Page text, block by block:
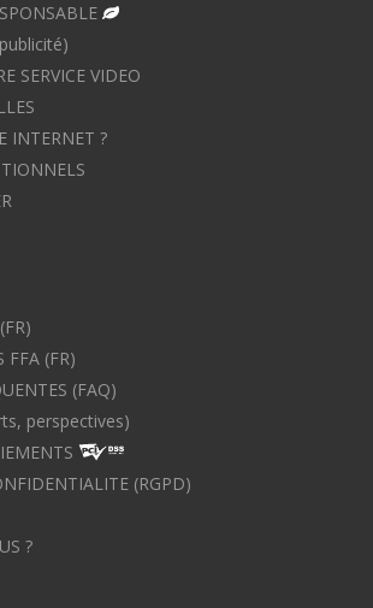
SERVICE VIDEO
INTERNET ?
FFA (FR)
(FAQ)
perspectives)
(RGPD)
?